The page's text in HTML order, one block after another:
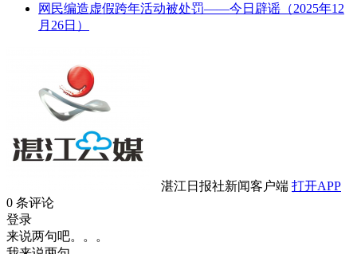
网民编造虚假跨年活动被处罚——今日辟谣（2025年12
月26日）
湛江日报社新闻客户端 打开APP
0 条评论
登录
来说两句吧。。。